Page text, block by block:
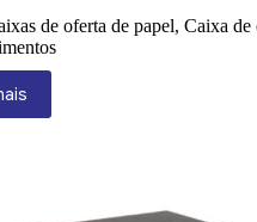
de oferta de papel, Caixa de